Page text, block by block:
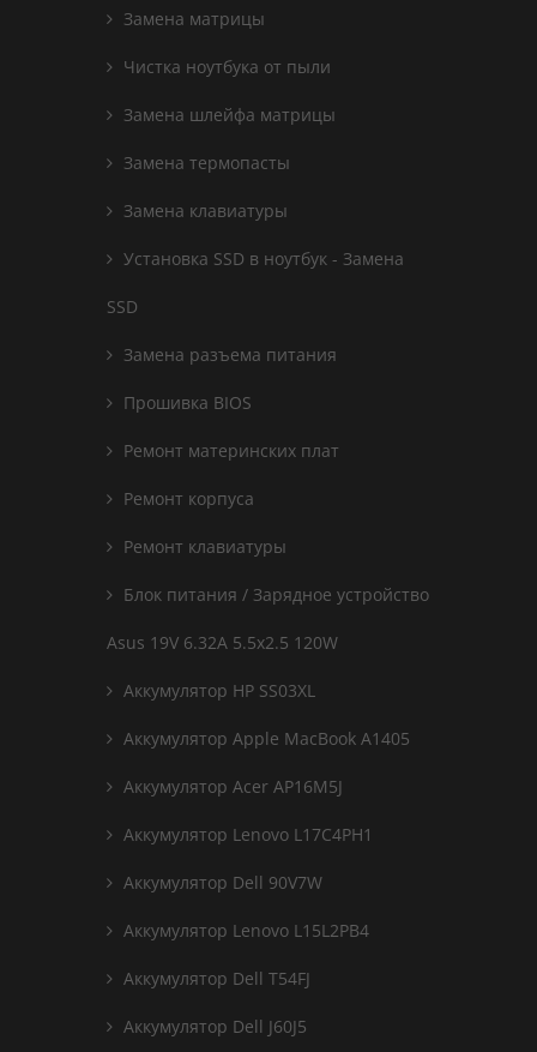
Замена матрицы
Чистка ноутбука от пыли
Замена шлейфа матрицы
Замена термопасты
Замена клавиатуры
Установка SSD в ноутбук - Замена
SSD
Замена разъема питания
Прошивка BIOS
Ремонт материнских плат
Ремонт корпуса
Ремонт клавиатуры
Блок питания / Зарядное устройство
Asus 19V 6.32A 5.5x2.5 120W
Аккумулятор HP SS03XL
Аккумулятор Apple MacBook A1405
Аккумулятор Acer AP16M5J
Аккумулятор Lenovo L17C4PH1
Аккумулятор Dell 90V7W
Аккумулятор Lenovo L15L2PB4
Аккумулятор Dell T54FJ
Аккумулятор Dell J60J5